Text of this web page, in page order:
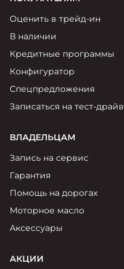
Оценить в трейд-ин
В наличии
Кредитные программы
Конфигуратор
Спецпредложения
Записаться на тест-драйв
ВЛАДЕЛЬЦАМ
Запись на сервис
Гарантия
Помощь на дорогах
Моторное масло
Аксессуары
АКЦИИ